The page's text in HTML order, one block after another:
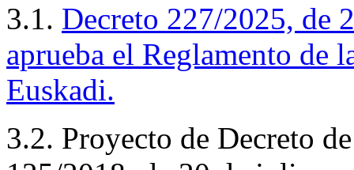
3.1. Decreto 227/2025, de
aprueba el Reglamento de
Euskadi.
3.2. Proyecto de Decreto